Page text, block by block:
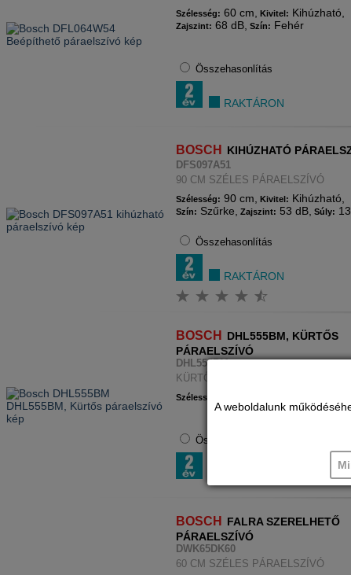
Szélesség: 60 cm, Kivitel: Kihúzható,
Zajszint: 68 dB, Szín: Fehér
Összehasonlítás
RAKTÁRON
BOSCH KIHÚZHATÓ
DFS097A51
90 CM SZÉLES PÁRAELSZÍVÓ
Szélesség: 90 cm, Kivitel: Kihúzható,
Szín: Szűrke, Zajszint: 53 dB, Súly:
Összehasonlítás
RAKTÁRON
BOSCH
DHL555BM, KÜRTŐS
PÁRAELSZÍVÓ
DHL555BM
KÜRTŐBE ÉPÍTHETŐ PÁRAELSZÍVÓ
Szélesség:
Összehasonlítás
BOSCH
FALRA SZERELHETŐ
PÁRAELSZÍVÓ
DWK65DK60
60 CM SZÉLES PÁRAELSZÍVÓ
A weboldalunk